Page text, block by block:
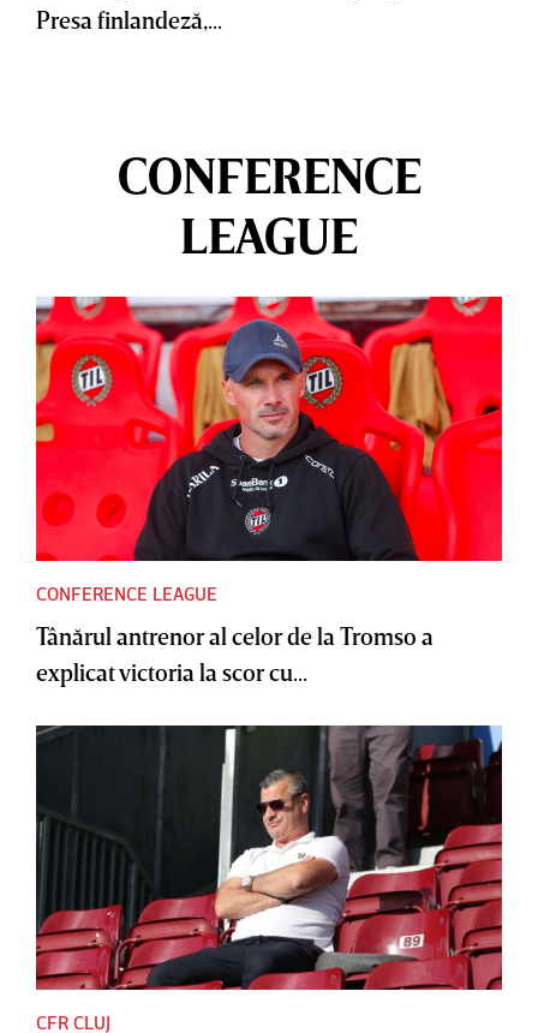
Presa finlandeză,...
CONFERENCE
LEAGUE
CONFERENCE LEAGUE
Tânărul antrenor al celor de la Tromso a
explicat victoria la scor cu...
CFR CLUJ